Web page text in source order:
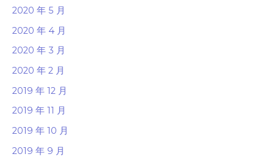
2020 年 5 月
2020 年 4 月
2020 年 3 月
2020 年 2 月
2019 年 12 月
2019 年 11 月
2019 年 10 月
2019 年 9 月